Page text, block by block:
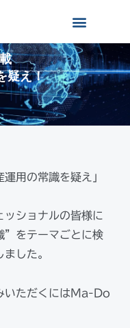
疑え！
用の常識を疑え」
ショナルの皆様に
”をテーマごとに検
した。
いただくにはMa-Do